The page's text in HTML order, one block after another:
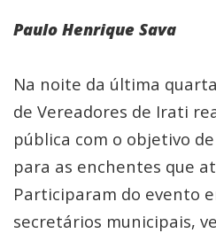
Paulo Henrique Sava
Na noite da última
de Vereadores de Irati
pública com o objetivo
para as enchentes que
Participaram do evento
secretários municipais,